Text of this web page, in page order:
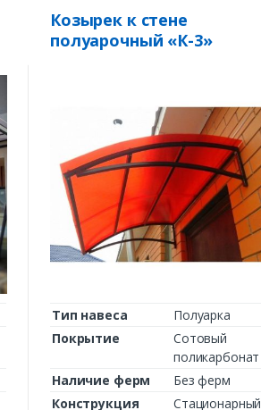
Козырек к стене
полуарочный «К-3»
Тип навеса
Полуарка
Покрытие
Сотовый
поликарбонат
Наличие ферм
Без ферм
Конструкция
Стационарный